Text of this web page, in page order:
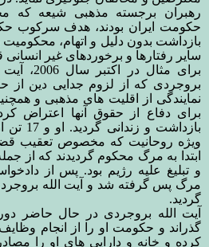
رهبران برجسته مذهبی شیعه که
حکومت ایران بودند، هدف سرکوب
بازداشت بدون دلیل و اتهام، محکومیت
سایر رفتارها و برخوردهای غیر انسانی
برای مثال
بروجردی که از لزوم جدایی دین از
نمایندگی از اقلیت های مذهبی و
برای دفاع از حقوق آنها اعتراض
ویژه روحانیت که مخصوص تعقیب
ابتدا به مرگ محکوم گردیدند که از
و تبلیغ علیه رژیم بود. پس از
گردید.
آیت الله بروجردی در حال حاضر
گذراند و حکومت او را از انجام
کرده و خانه و دارایی های او را